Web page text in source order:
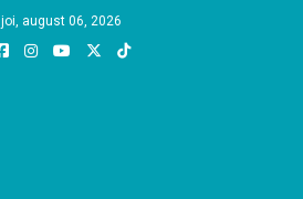
joi, august 06, 2026